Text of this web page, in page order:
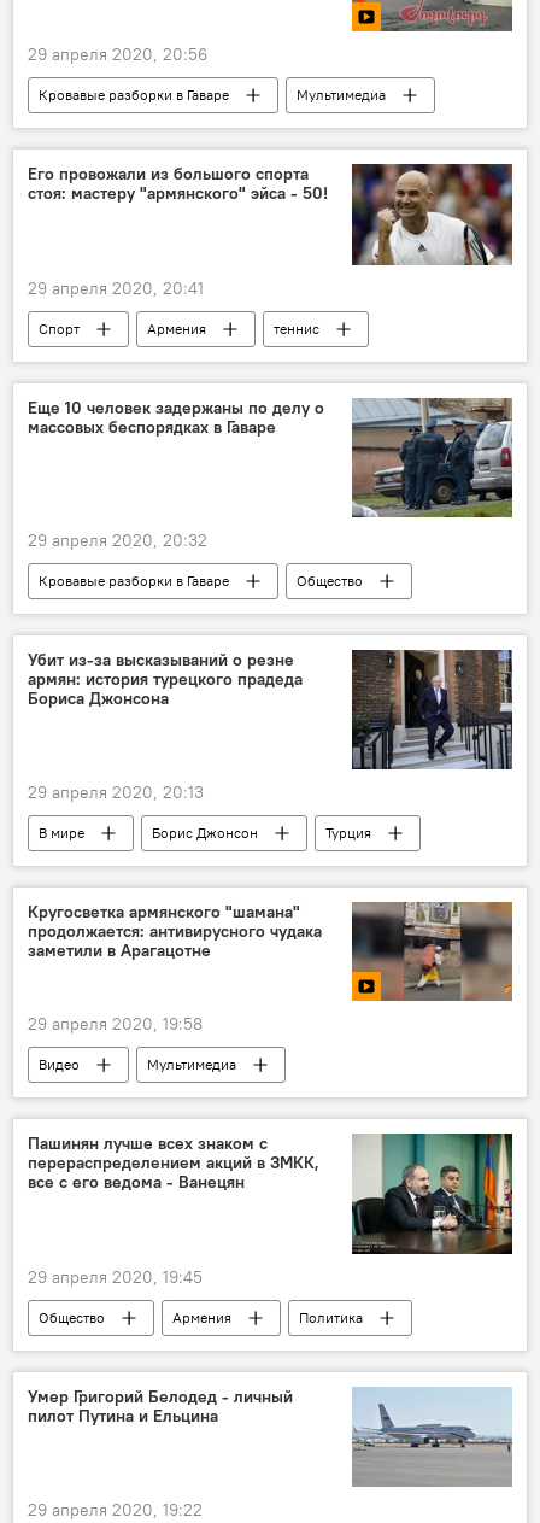
29 апреля 2020, 20:56
Кровавые разборки в Гаваре
Мультимедиа
Видео
Гавар перестрелка
Его провожали из большого спорта
стоя: мастеру "армянского" эйса - 50!
29 апреля 2020, 20:41
Спорт Армения
теннис
Андре Агасси
юбилей
Еще 10 человек задержаны по делу о
массовых беспорядках в Гаваре
29 апреля 2020, 20:32
Кровавые разборки в Гаваре
Общество
Армения
Гавар
полиция
беспорядки
Убит из-за высказываний о резне
армян: история турецкого прадеда
Бориса Джонсона
29 апреля 2020, 20:13
В мире Борис Джонсон
Турция
Великобритания
Премьер
Кругосветка армянского "шамана"
продолжается: антивирусного чудака
заметили в Арагацотне
29 апреля 2020, 19:58
Видео
Мультимедиа
Новости Армения
Пашинян лучше всех знаком с
перераспределением акций в ЗМКК,
все с его ведома - Ванецян
29 апреля 2020, 19:45
Общество Армения
Политика
Пашинян Никол
Артур Ванецян
Новости Армения
Умер Григорий Белодед - личный
пилот Путина и Ельцина
29 апреля 2020, 19:22